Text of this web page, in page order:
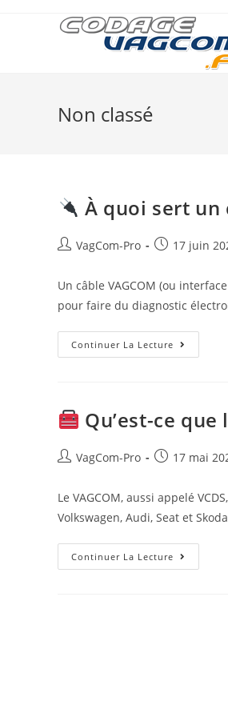
Non classé
À quoi sert un
Auteur/autrice
la
publication :
VagCom-Pro
Post17 juin
Un câble VAGCOM (ou
pour faire du diagnostic
Continuer La Lecture
À
VAGCOM
?
Qu’est-ce que
Auteur/autrice
la
publication :
VagCom-Pro
Post17 mai
Le VAGCOM, aussi appelé
Volkswagen, Audi, Seat et
Continuer La Lecture
Qu’est-